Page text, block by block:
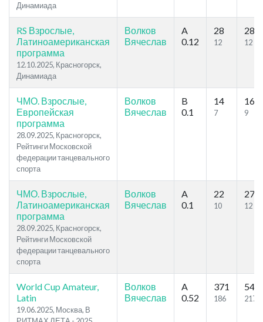
Динамиада
RS Взрослые,
Латиноамериканская
программа
12.10.2025, Красногорск,
Динамиада
Волков
Вячеслав
A
0.12
28
12
28
12
ЧМО. Взрослые,
Европейская
программа
28.09.2025, Красногорск,
Рейтинги Московской
федерации танцевального
спорта
Волков
Вячеслав
B
0.1
14
7
16
9
ЧМО. Взрослые,
Латиноамериканская
программа
28.09.2025, Красногорск,
Рейтинги Московской
федерации танцевального
спорта
Волков
Вячеслав
A
0.1
22
10
27
12
World Cup Amateur,
Latin
19.06.2025, Москва, В
Волков
Вячеслав
A
0.52
371
186
544
217